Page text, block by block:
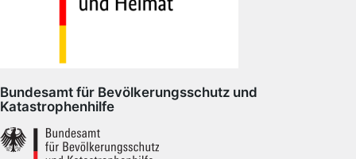
Bundesamt für Bevölkerungsschutz und
Katastrophenhilfe